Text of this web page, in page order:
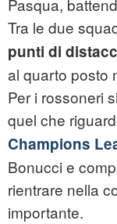
Pasqua,
Tra le due
punti di
al quarto posto
Per i rossoneri
quel che
Champions
Bonucci e
rientrare nella
importante.